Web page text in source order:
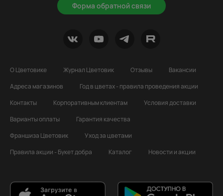
Форма обратной связи
О Цветовике Журнал Цветовик Отзывы
Вакансии
Адреса магазинов
Год в цветах - правила проведения акции
Контакты
Корпоративным клиентам
Условия доставки
Варианты оплаты
Гарантия качества
Франшиза Цветовик
Уход за цветами
Правила акции - Букет добра
Каталог Новости и акции